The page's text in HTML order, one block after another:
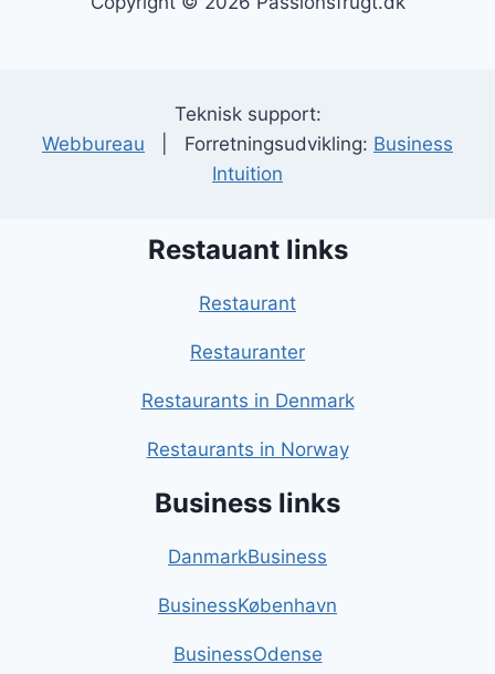
Teknisk support:
Webbureau | Forretningsudvikling: Business
Intuition
Restauant links
Restaurant
Restauranter
Restaurants in Denmark
Restaurants in Norway
Business links
DanmarkBusiness
BusinessKøbenhavn
BusinessOdense